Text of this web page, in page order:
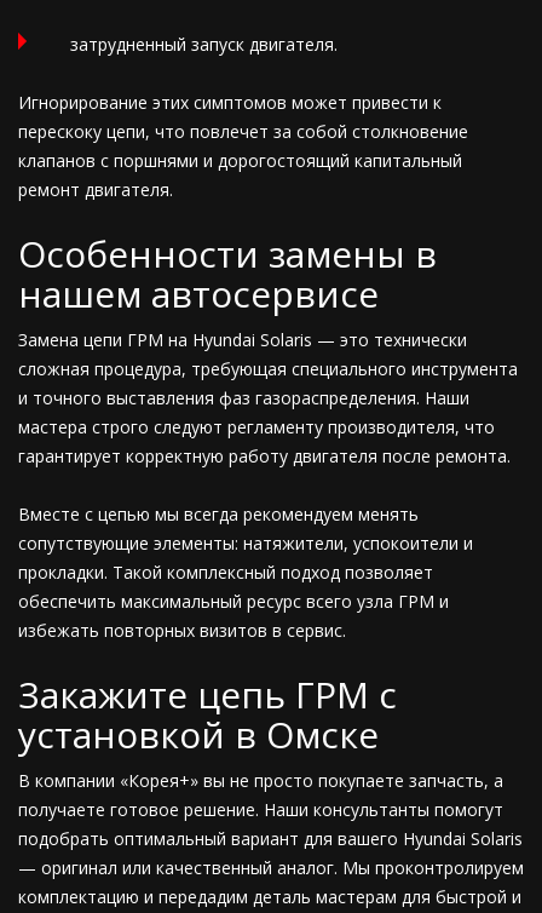
затрудненный запуск двигателя.
Игнорирование этих симптомов может привести к
перескоку цепи, что повлечет за собой столкновение
клапанов с поршнями и дорогостоящий капитальный
ремонт двигателя.
Особенности замены в
нашем автосервисе
Замена цепи ГРМ на Hyundai Solaris — это технически
сложная процедура, требующая специального инструмента
и точного выставления фаз газораспределения. Наши
мастера строго следуют регламенту производителя, что
гарантирует корректную работу двигателя после ремонта.
Вместе с цепью мы всегда рекомендуем менять
сопутствующие элементы: натяжители, успокоители и
прокладки. Такой комплексный подход позволяет
обеспечить максимальный ресурс всего узла ГРМ и
избежать повторных визитов в сервис.
Закажите цепь ГРМ с
установкой в Омске
В компании «Корея+» вы не просто покупаете запчасть, а
получаете готовое решение. Наши консультанты помогут
подобрать оптимальный вариант для вашего Hyundai Solaris
— оригинал или качественный аналог. Мы проконтролируем
комплектацию и передадим деталь мастерам для быстрой и